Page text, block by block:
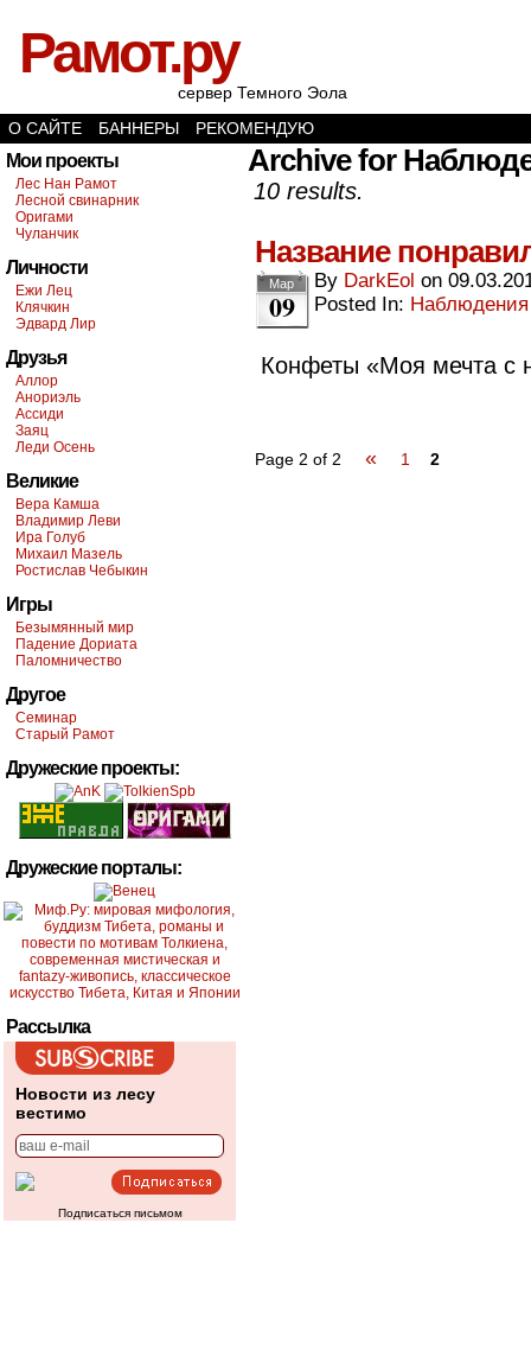
Рамот.ру
сервер Темного Эола
О САЙТЕ
БАННЕРЫ РЕКОМЕНДУЮ
Мои проекты
Лес Нан Рамот
Лесной свинарник
Оригами
Чуланчик
Личности
Ежи Лец
Клячкин
Эдвард Лир
Друзья
Аллор
Анориэль
Ассиди
Заяц
Леди Осень
Великие
Вера Камша
Владимир Леви
Ира Голуб
Михаил Мазель
Ростислав Чебыкин
Игры
Безымянный мир
Падение Дориата
Паломничество
Другое
Семинар
Старый Рамот
Дружеские проекты:
Дружеские порталы:
Рассылка
Новости из лесу
вестимо
Подписаться письмом
Archive for
10 results.
Название
Мар
09
By DarkEol on
Posted In: Наблюдения
Конфеты «Моя мечта с
Page 2 of 2 « 1 2